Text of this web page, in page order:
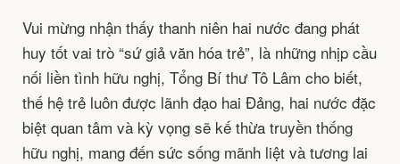
Vui mừng nhận thấy thanh niên hai nước đang phát
huy tốt vai trò “sứ giả văn hóa trẻ”, là những nhịp cầu
nối liền tình hữu nghị, Tổng Bí thư Tô Lâm cho biết,
thế hệ trẻ luôn được lãnh đạo hai Đảng, hai nước đặc
biệt quan tâm và kỳ vọng sẽ kế thừa truyền thống
hữu nghị, mang đến sức sống mãnh liệt và tương lai